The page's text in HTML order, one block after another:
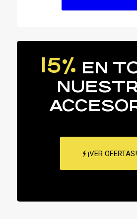
15% EN
¡VER OFERTAS!